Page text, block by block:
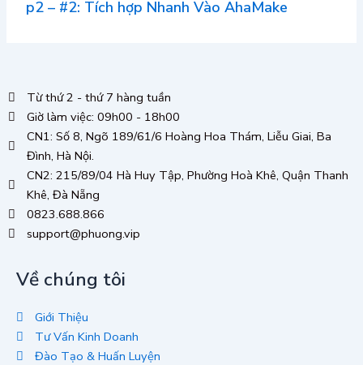
p2 – #2: Tích hợp Nhanh Vào AhaMake
Từ thứ 2 - thứ 7 hàng tuần
Giờ làm việc: 09h00 - 18h00
CN1: Số 8, Ngõ 189/61/6 Hoàng Hoa Thám, Liễu Giai, Ba
Đình, Hà Nội.
CN2: 215/89/04 Hà Huy Tập, Phường Hoà Khê, Quận Thanh
Khê, Đà Nẵng
0823.688.866
support@phuong.vip
Về chúng tôi
Giới Thiệu
Tư Vấn Kinh Doanh
Đào Tạo & Huấn Luyện